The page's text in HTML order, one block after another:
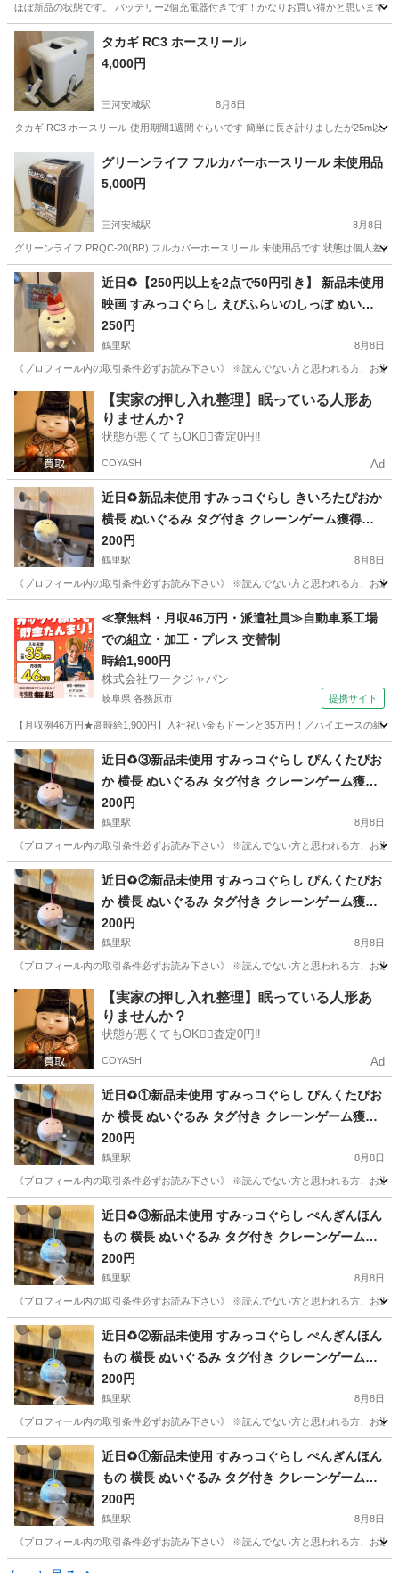
ほぼ新品の状態です。 バッテリー2個充電器付きです！かなりお買い得かと思います！
愛知 名古屋市 港北駅 その他
タカギ RC3 ホースリール
4,000円
三河安城駅 8月8日
タカギ RC3 ホースリール 使用期間1週間ぐらいです 簡単に長さ計りましたが25m以
愛知 安城市 三河安城駅 タカギ
グリーンライフ フルカバーホースリール 未使用品
5,000円
三河安城駅 8月8日
グリーンライフ PRQC-20(BR) フルカバーホースリール 未使用品です 状態は個人差
愛知 安城市 三河安城駅 その他 グリーン
近日♻️【250円以上を2点で50円引き】 新品未使用
映画 すみっコぐらし えびふらいのしっぽ ぬいぐ
るみ タグ付き クレーンゲーム獲得品❁¨̮
250円
鶴里駅 8月8日
《プロフィール内の取引条件必ずお読み下さい》 ※読んでない方と思われる方、お
愛知 名古屋市 鶴里駅 その他 すみっコぐらし
【実家の押し入れ整理】眠っている人形あ
りませんか？
状態が悪くてもOK🙆‍♀️査定0円‼️
COYASH Ad
近日♻️新品未使用 すみっコぐらし きいろたぴおか
横長 ぬいぐるみ タグ付き クレーンゲーム獲得品❁
¨̮
200円
鶴里駅 8月8日
《プロフィール内の取引条件必ずお読み下さい》 ※読んでない方と思われる方、お
鶴里駅 その他 すみっコぐらし
≪寮無料・月収46万円・派遣社員≫自動車系工場
での組立・加工・プレス 交替制
時給1,900円
株式会社ワークジャパン
岐阜県 各務原市 提携サイト
【月収例46万円★高時給1,900円】入社祝い金もドーンと35万円！／ハイエースの組
岐阜 各務原市 その他
近日♻️③新品未使用 すみっコぐらし ぴんくたぴお
か 横長 ぬいぐるみ タグ付き クレーンゲーム獲得
品❁¨̮
200円
鶴里駅 8月8日
《プロフィール内の取引条件必ずお読み下さい》 ※読んでない方と思われる方、お
愛知 名古屋市 鶴里駅 その他 すみっコぐらし
近日♻️②新品未使用 すみっコぐらし ぴんくたぴお
か 横長 ぬいぐるみ タグ付き クレーンゲーム獲得
品❁¨̮
200円
鶴里駅 8月8日
《プロフィール内の取引条件必ずお読み下さい》 ※読んでない方と思われる方、お
愛知 名古屋市 鶴里駅 その他 すみっコぐらし
【実家の押し入れ整理】眠っている人形あ
りませんか？
状態が悪くてもOK🙆‍♀️査定0円‼️
COYASH Ad
近日♻️①新品未使用 すみっコぐらし ぴんくたぴお
か 横長 ぬいぐるみ タグ付き クレーンゲーム獲得
品❁¨̮
200円
鶴里駅 8月8日
《プロフィール内の取引条件必ずお読み下さい》 ※読んでない方と思われる方、お
愛知 名古屋市 鶴里駅 その他 すみっコぐらし
近日♻️③新品未使用 すみっコぐらし ぺんぎんほん
もの 横長 ぬいぐるみ タグ付き クレーンゲーム獲
得品❁¨̮
200円
鶴里駅 8月8日
《プロフィール内の取引条件必ずお読み下さい》 ※読んでない方と思われる方、お
愛知 名古屋市 鶴里駅 その他 すみっコぐらし
近日♻️②新品未使用 すみっコぐらし ぺんぎんほん
もの 横長 ぬいぐるみ タグ付き クレーンゲーム獲
得品❁¨̮
200円
鶴里駅 8月8日
《プロフィール内の取引条件必ずお読み下さい》 ※読んでない方と思われる方、お
愛知 名古屋市 鶴里駅 その他 すみっコぐらし
近日♻️①新品未使用 すみっコぐらし ぺんぎんほん
もの 横長 ぬいぐるみ タグ付き クレーンゲーム獲
得品❁¨̮
200円
鶴里駅 8月8日
《プロフィール内の取引条件必ずお読み下さい》 ※読んでない方と思われる方、お
愛知 名古屋市